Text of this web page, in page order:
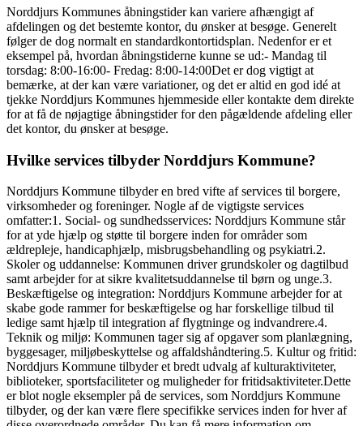
Norddjurs Kommunes åbningstider kan variere afhængigt af
afdelingen og det bestemte kontor, du ønsker at besøge. Generelt
følger de dog normalt en standardkontortidsplan. Nedenfor er et
eksempel på, hvordan åbningstiderne kunne se ud:- Mandag til
torsdag: 8:00-16:00- Fredag: 8:00-14:00Det er dog vigtigt at
bemærke, at der kan være variationer, og det er altid en god idé at
tjekke Norddjurs Kommunes hjemmeside eller kontakte dem direkte
for at få de nøjagtige åbningstider for den pågældende afdeling eller
det kontor, du ønsker at besøge.
Hvilke services tilbyder Norddjurs Kommune?
Norddjurs Kommune tilbyder en bred vifte af services til borgere,
virksomheder og foreninger. Nogle af de vigtigste services
omfatter:1. Social- og sundhedsservices: Norddjurs Kommune står
for at yde hjælp og støtte til borgere inden for områder som
ældrepleje, handicaphjælp, misbrugsbehandling og psykiatri.2.
Skoler og uddannelse: Kommunen driver grundskoler og dagtilbud
samt arbejder for at sikre kvalitetsuddannelse til børn og unge.3.
Beskæftigelse og integration: Norddjurs Kommune arbejder for at
skabe gode rammer for beskæftigelse og har forskellige tilbud til
ledige samt hjælp til integration af flygtninge og indvandrere.4.
Teknik og miljø: Kommunen tager sig af opgaver som planlægning,
byggesager, miljøbeskyttelse og affaldshåndtering.5. Kultur og fritid:
Norddjurs Kommune tilbyder et bredt udvalg af kulturaktiviteter,
biblioteker, sportsfaciliteter og muligheder for fritidsaktiviteter.Dette
er blot nogle eksempler på de services, som Norddjurs Kommune
tilbyder, og der kan være flere specifikke services inden for hver af